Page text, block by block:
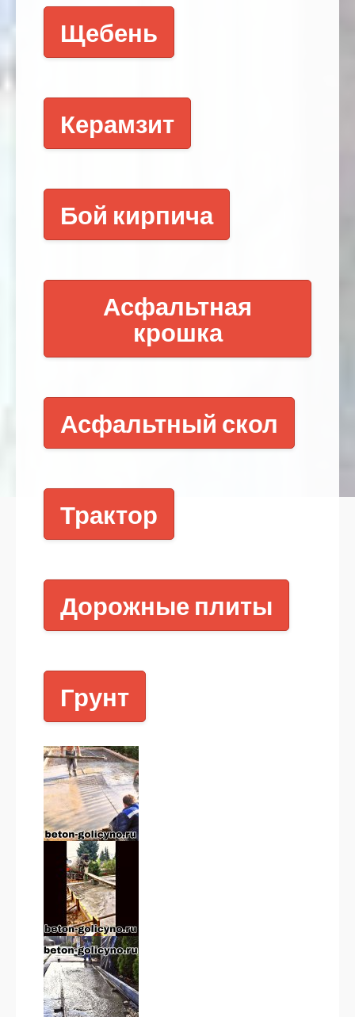
Щебень
Керамзит
Бой кирпича
Асфальтная
крошка
Асфальтный скол
Трактор
Дорожные плиты
Грунт